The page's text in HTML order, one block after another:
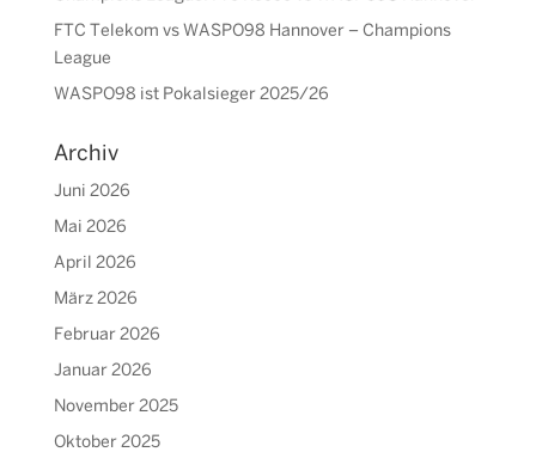
FTC Telekom vs WASPO98 Hannover – Champions
League
WASPO98 ist Pokalsieger 2025/26
Archiv
Juni 2026
Mai 2026
April 2026
März 2026
Februar 2026
Januar 2026
November 2025
Oktober 2025